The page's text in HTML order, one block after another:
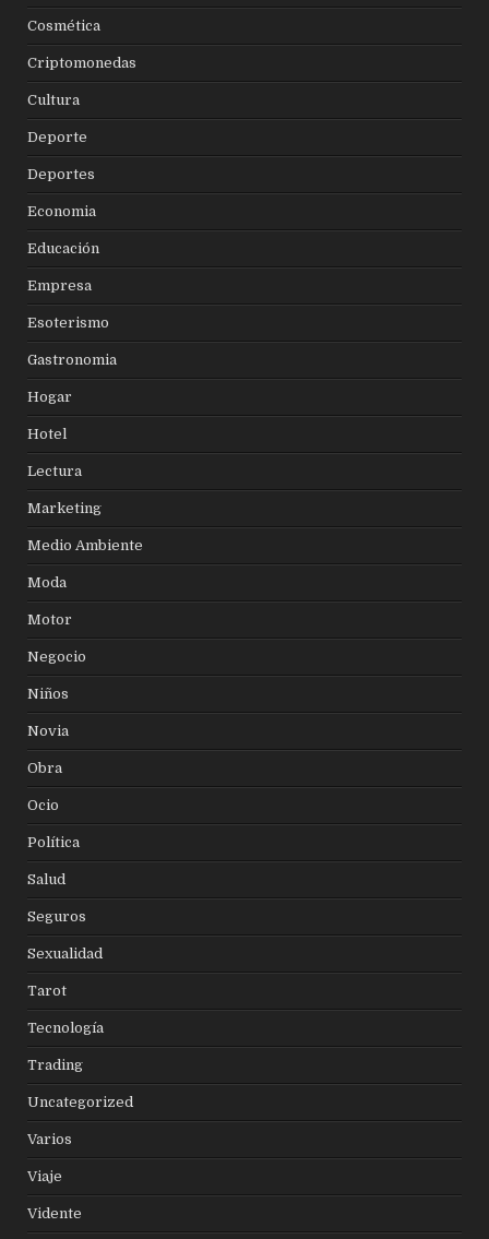
Cosmética
Criptomonedas
Cultura
Deporte
Deportes
Economia
Educación
Empresa
Esoterismo
Gastronomia
Hogar
Hotel
Lectura
Marketing
Medio Ambiente
Moda
Motor
Negocio
Niños
Novia
Obra
Ocio
Política
Salud
Seguros
Sexualidad
Tarot
Tecnología
Trading
Uncategorized
Varios
Viaje
Vidente